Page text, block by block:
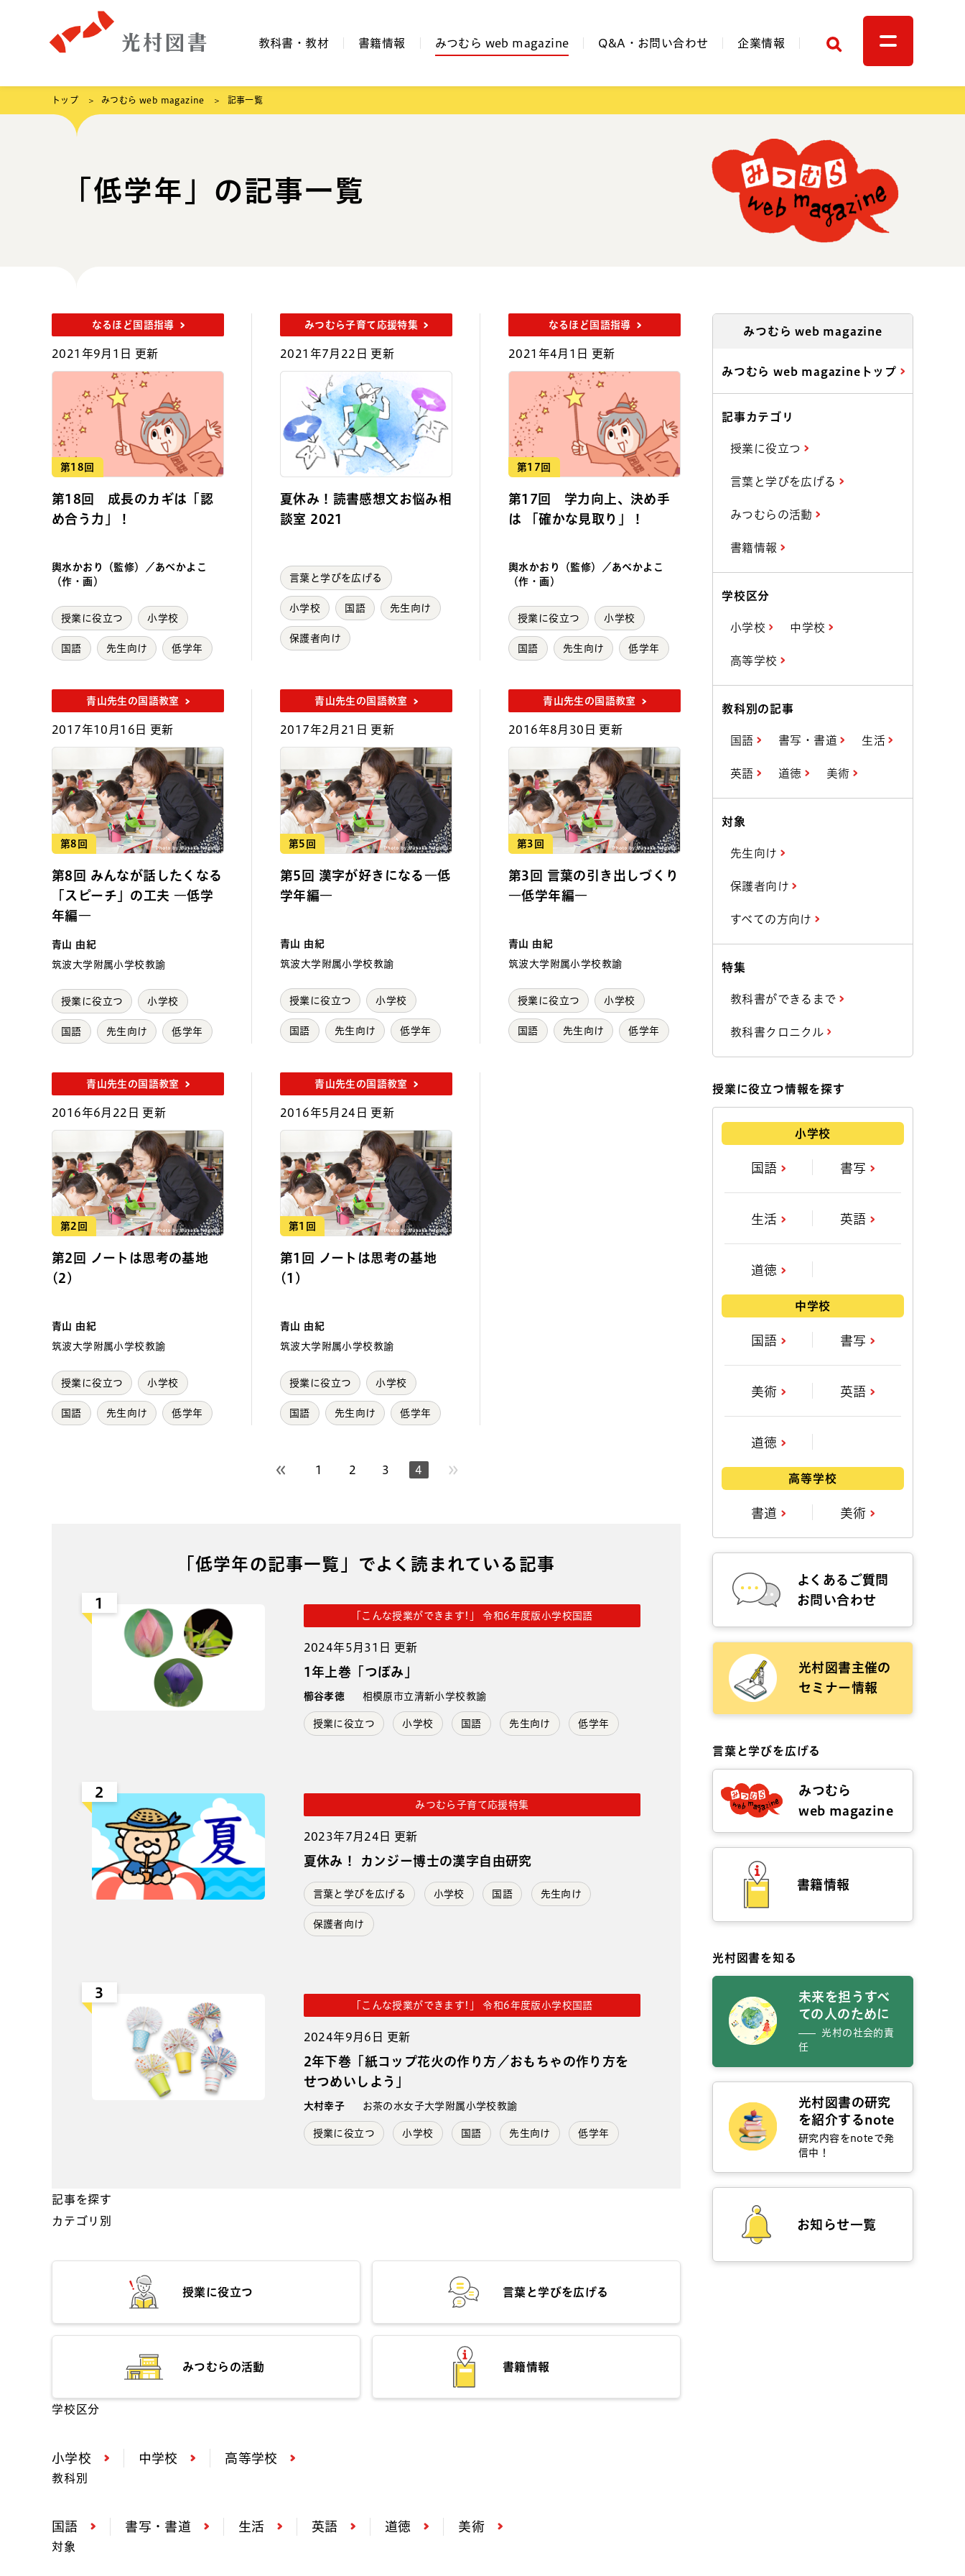
教科書・教材 書籍情報 みつむら web magazine Q&A・お問い合わせ 企業情報 検索
トップ みつむら web magazine 記事一覧
「低学年」の記事一覧
なるほど国語指導
2021年9月1日 更新
第18回
第18回 成長のカギは「認
め合う力」！
輿水かおり（監修）／あべかよこ
（作・画）
授業に役立つ 小学校
国語 先生向け 低学年
みつむら子育て応援特集
2021年7月22日 更新
夏休み！読書感想文お悩み相
談室 2021
言葉と学びを広げる
小学校 国語 先生向け
保護者向け
なるほど国語指導
2021年4月1日 更新
第17回
第17回 学力向上、決め手
は 「確かな見取り」！
輿水かおり（監修）／あべかよこ
（作・画）
授業に役立つ 小学校
国語 先生向け 低学年
青山先生の国語教室
2017年10月16日 更新
第8回
第8回 みんなが話したくなる
「スピーチ」の工夫 ―低学
年編―
青山 由紀
筑波大学附属小学校教諭
授業に役立つ 小学校
国語 先生向け 低学年
青山先生の国語教室
2017年2月21日 更新
第5回
第5回 漢字が好きになる―低
学年編―
青山 由紀
筑波大学附属小学校教諭
授業に役立つ 小学校
国語 先生向け 低学年
青山先生の国語教室
2016年8月30日 更新
第3回
第3回 言葉の引き出しづくり
―低学年編―
青山 由紀
筑波大学附属小学校教諭
授業に役立つ 小学校
国語 先生向け 低学年
青山先生の国語教室
2016年6月22日 更新
第2回
第2回 ノートは思考の基地
(2)
青山 由紀
筑波大学附属小学校教諭
授業に役立つ 小学校
国語 先生向け 低学年
青山先生の国語教室
2016年5月24日 更新
第1回
第1回 ノートは思考の基地
(1)
青山 由紀
筑波大学附属小学校教諭
授業に役立つ 小学校
国語 先生向け 低学年
前のページへ
1 2 3 4
「低学年の記事一覧」でよく読まれている記事
1
「こんな授業ができます!」 令和6年度版小学校国語
2024年5月31日 更新
1年上巻「つぼみ」
櫛谷孝徳 相模原市立清新小学校教諭
授業に役立つ 小学校 国語 先生向け 低学年
2
みつむら子育て応援特集
2023年7月24日 更新
夏休み！ カンジー博士の漢字自由研究
言葉と学びを広げる 小学校 国語 先生向け
保護者向け
3
「こんな授業ができます!」 令和6年度版小学校国語
2024年9月6日 更新
2年下巻「紙コップ花火の作り方／おもちゃの作り方を
せつめいしよう」
大村幸子 お茶の水女子大学附属小学校教諭
授業に役立つ 小学校 国語 先生向け 低学年
記事を探す
カテゴリ別
授業に役立つ 言葉と学びを広げる
みつむらの活動 書籍情報
学校区分
小学校 中学校 高等学校
教科別
国語 書写・書道 生活 英語 道徳 美術
対象
みつむら web magazine
みつむら web magazineトップ
記事カテゴリ
授業に役立つ
言葉と学びを広げる
みつむらの活動
書籍情報
学校区分
小学校 中学校
高等学校
教科別の記事
国語 書写・書道 生活
英語 道徳 美術
対象
先生向け
保護者向け
すべての方向け
特集
教科書ができるまで
教科書クロニクル
授業に役立つ情報を探す
小学校
国語 書写
生活 英語
道徳
中学校
国語 書写
美術 英語
道徳
高等学校
書道 美術
よくあるご質問
お問い合わせ
光村図書主催の
セミナー情報
言葉と学びを広げる
みつむら
web magazine
書籍情報
光村図書を知る
未来を担うすべ
ての人のために
光村の社会的責
任
光村図書の研究
を紹介するnote
研究内容をnoteで発
信中！
お知らせ一覧